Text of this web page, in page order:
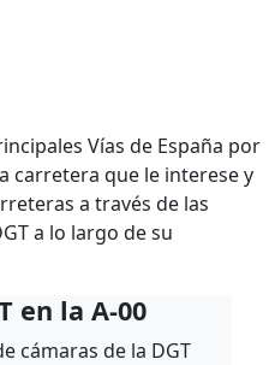
Vías de España por
carretera que le interese y
a través de las
a lo largo de su
en la A-00
cámaras de la DGT